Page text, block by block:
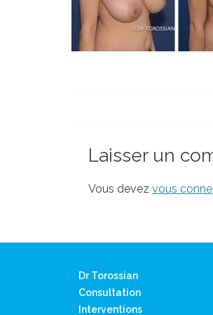
Laisser un
Vous devez vous
Dr Torossian
Consultation
Interventions